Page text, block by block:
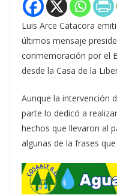
Luis Arce Catacora
últimos mensaje
conmemoración por el
desde la Casa de la
Aunque la intervención
parte lo dedicó a
hechos que llevaron al
algunas de la frases